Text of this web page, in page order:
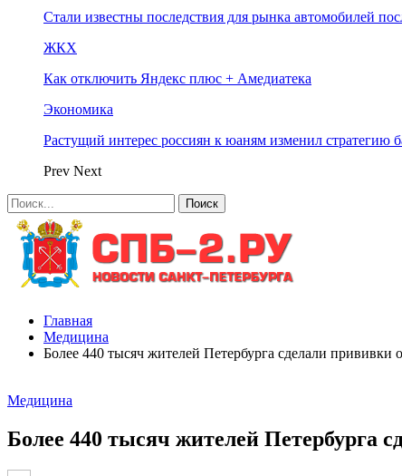
Стали известны последствия для рынка автомобилей
ЖКХ
Как отключить Яндекс плюс + Амедиатека
Экономика
Растущий интерес россиян к юаням изменил стратегию
Prev Next
Главная
Медицина
Более 440 тысяч жителей Петербурга сделали прививки
Медицина
Более 440 тысяч жителей Петербурга